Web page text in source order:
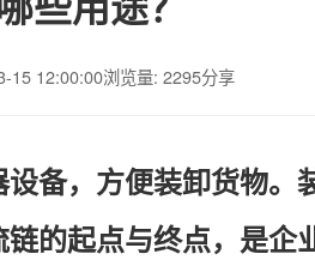
15 12:00:00浏览量: 2295分享
备，方便装卸货物。
的起点与终点，是企